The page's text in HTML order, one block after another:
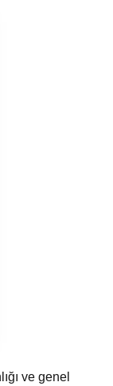
ve genel